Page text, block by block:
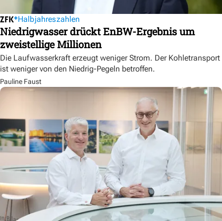
Halbjahreszahlen
Niedrigwasser drückt EnBW-Ergebnis um
zweistellige Millionen
Die Laufwasserkraft erzeugt weniger Strom. Der Kohletransport
ist weniger von den Niedrig-Pegeln betroffen.
Pauline Faust